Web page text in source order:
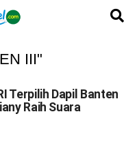
III"
Terpilih Dapil Banten
Raih Suara